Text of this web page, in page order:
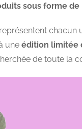
sous forme de
chacun
uneédition limitée
de toute la